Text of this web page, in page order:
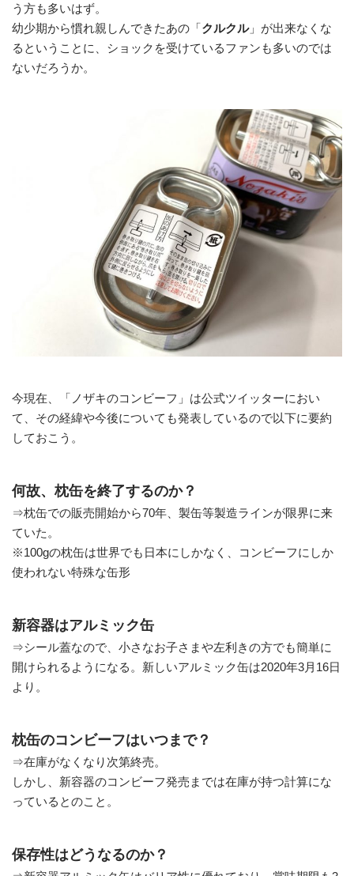
う方も多いはず。
幼少期から慣れ親しんできたあの「クルクル」が出来なくな
るということに、ショックを受けているファンも多いのでは
ないだろうか。
今現在、「ノザキのコンビーフ」は公式ツイッターにおい
て、その経緯や今後についても発表しているので以下に要約
しておこう。
何故、枕缶を終了するのか？
⇒枕缶での販売開始から70年、製缶等製造ラインが限界に来
ていた。
※100gの枕缶は世界でも日本にしかなく、コンビーフにしか
使われない特殊な缶形
新容器はアルミック缶
⇒シール蓋なので、小さなお子さまや左利きの方でも簡単に
開けられるようになる。新しいアルミック缶は2020年3月16日
より。
枕缶のコンビーフはいつまで？
⇒在庫がなくなり次第終売。
しかし、新容器のコンビーフ発売までは在庫が持つ計算にな
っているとのこと。
保存性はどうなるのか？